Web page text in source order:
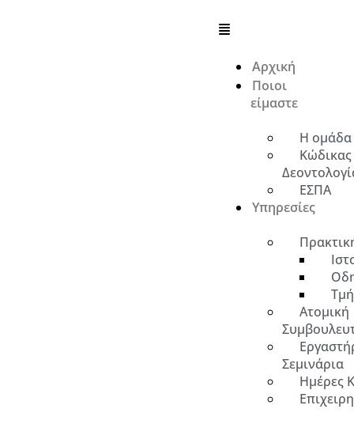
Αρχική
Ποιοι
είμαστε
Η ομάδα
Κώδικας
ΕΣΠΑ
Υπηρεσίες
Ατομική
Σεμινάρια
Ημέρες